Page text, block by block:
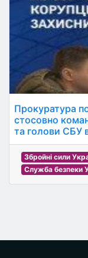
Прокуратура
стосовно
та голови СБУ
Збройні сили
Служба безпеки